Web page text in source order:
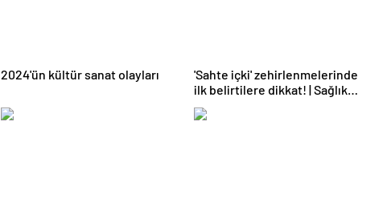
2024'ün kültür sanat olayları
'Sahte içki' zehirlenmelerinde
ilk belirtilere dikkat! | Sağlık
Haberleri